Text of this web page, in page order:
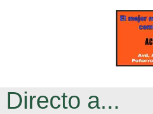
Directo a...